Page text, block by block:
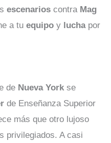
escenarios contra Mag
a tu equipo y luchapor
de Nueva York se
de Enseñanza Superior
más que otro lujoso
privilegiados. A casi